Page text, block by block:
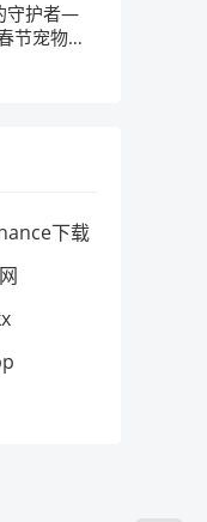
守护者—
节宠物的
下载